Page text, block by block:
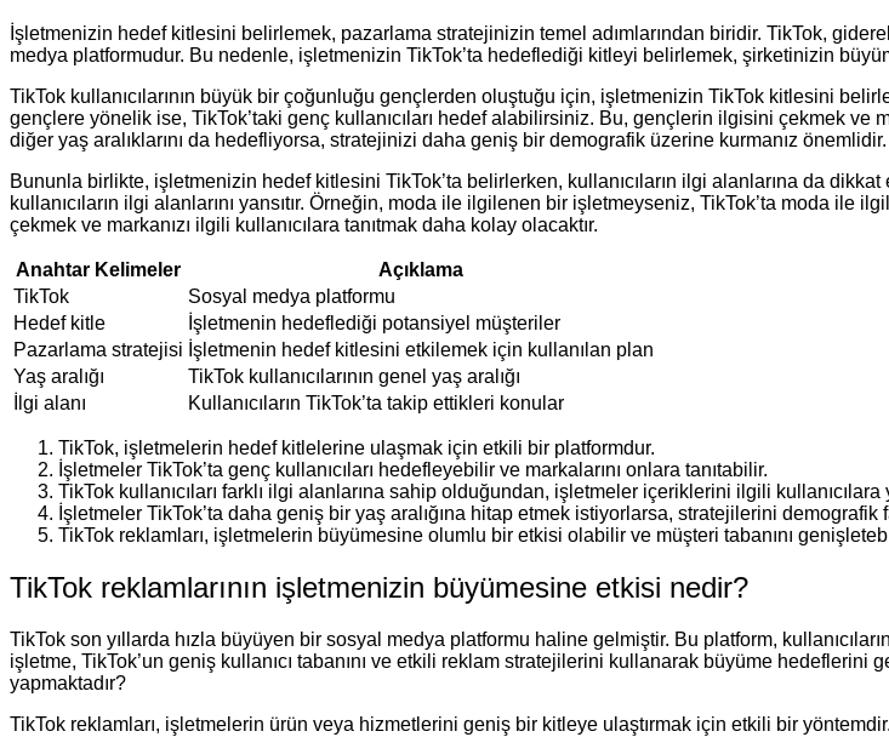
İşletmenizin hedef kitlesini belirlemek, pazarlama stratejinizin temel adımlarından biridir. TikTok,
medya platformudur. Bu nedenle, işletmenizin TikTok’ta hedeflediği kitleyi belirlemek, şirketinizin
TikTok kullanıcılarının büyük bir çoğunluğu gençlerden oluştuğu için, işletmenizin TikTok kitlesini
gençlere yönelik ise, TikTok’taki genç kullanıcıları hedef alabilirsiniz. Bu, gençlerin ilgisini çekmek ve
diğer yaş aralıklarını da hedefliyorsa, stratejinizi daha geniş bir demografik üzerine kurmanız önemlidir.
Bununla birlikte, işletmenizin hedef kitlesini TikTok’ta belirlerken, kullanıcıların ilgi alanlarına da
kullanıcıların ilgi alanlarını yansıtır. Örneğin, moda ile ilgilenen bir işletmeyseniz, TikTok’ta moda
çekmek ve markanızı ilgili kullanıcılara tanıtmak daha kolay olacaktır.
Anahtar Kelimeler
Açıklama
TikTok
Sosyal medya platformu
Hedef kitle
İşletmenin hedeflediği potansiyel müşteriler
Pazarlama stratejisi İşletmenin hedef kitlesini etkilemek için kullanılan plan
Yaş aralığı
TikTok kullanıcılarının genel yaş aralığı
İlgi alanı
Kullanıcıların TikTok’ta takip ettikleri konular
TikTok, işletmelerin hedef kitlelerine ulaşmak için etkili bir platformdur.
İşletmeler TikTok’ta genç kullanıcıları hedefleyebilir ve markalarını onlara tanıtabilir.
TikTok kullanıcıları farklı ilgi alanlarına sahip olduğundan, işletmeler içeriklerini ilgili
İşletmeler TikTok’ta daha geniş bir yaş aralığına hitap etmek istiyorlarsa, stratejilerini demografik
TikTok reklamları, işletmelerin büyümesine olumlu bir etkisi olabilir ve müşteri tabanını
TikTok reklamlarının işletmenizin büyümesine etkisi nedir?
TikTok son yıllarda hızla büyüyen bir sosyal medya platformu haline gelmiştir. Bu platform,
işletme, TikTok’un geniş kullanıcı tabanını ve etkili reklam stratejilerini kullanarak büyüme
yapmaktadır?
TikTok reklamları, işletmelerin ürün veya hizmetlerini geniş bir kitleye ulaştırmak için etkili bir